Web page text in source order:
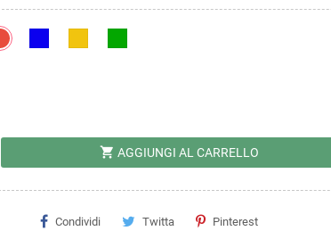
shopping_cart AGGIUNGI AL CARRELLO
Condividi Twitta Pinterest